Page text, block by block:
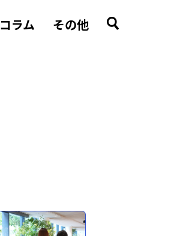
コラム その他